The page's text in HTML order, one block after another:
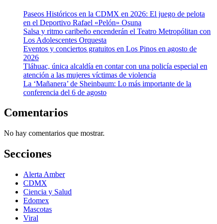
Paseos Históricos en la CDMX en 2026: El juego de pelota
en el Deportivo Rafael «Pelón» Osuna
Salsa y ritmo caribeño encenderán el Teatro Metropólitan con
Los Adolescentes Orquesta
Eventos y conciertos gratuitos en Los Pinos en agosto de
2026
Tláhuac, única alcaldía en contar con una policía especial en
atención a las mujeres víctimas de violencia
La ‘Mañanera’ de Sheinbaum: Lo más importante de la
conferencia del 6 de agosto
Comentarios
No hay comentarios que mostrar.
Secciones
Alerta Amber
CDMX
Ciencia y Salud
Edomex
Mascotas
Viral